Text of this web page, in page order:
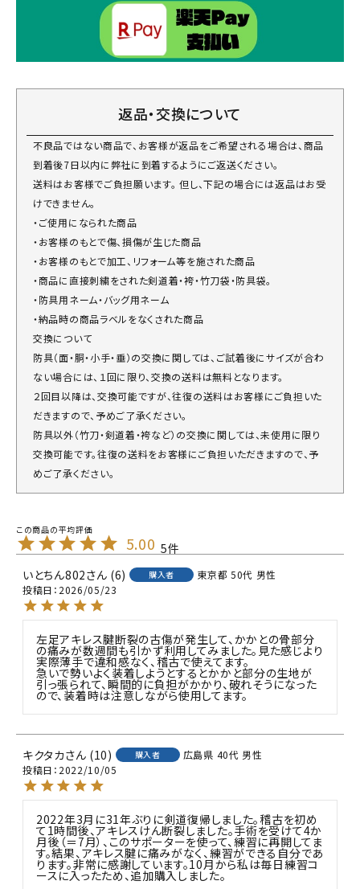
返品・交換について
不良品ではない商品で、お客様が返品をご希望される場合は、商品
到着後7日以内に弊社に到着するようにご返送ください。
送料はお客様でご負担願います。 但し、下記の場合には返品はお受
けできません。
・ご使用になられた商品
・お客様のもとで傷、損傷が生じた商品
・お客様のもとで加工、リフォーム等を施された商品
・商品に直接刺繍をされた剣道着・袴・竹刀袋・防具袋。
・防具用ネーム・バッグ用ネーム
・納品時の商品ラベルをなくされた商品
交換について
防具（面・胴・小手・垂）の交換に関しては、ご試着後にサイズが合わ
ない場合には、１回に限り、交換の送料は無料となります。
２回目以降は、交換可能ですが、往復の送料はお客様にご負担いた
だきますので、予めご了承ください。
防具以外（竹刀・剣道着・袴など）の交換に関しては、未使用に限り
交換可能です。往復の送料をお客様にご負担いただきますので、予
めご了承ください。
5.00 5
いとちん802
6 購入者 東京都 50代 男性
投稿日 2026/05/23
左足アキレス腱断裂の古傷が発生して、かかとの骨部分
の痛みが数週間も引かず利用してみました。見た感じより
実際薄手で違和感なく、稽古で使えてます。
急いで勢いよく装着しようとするとかかと部分の生地が
引っ張られて、瞬間的に負担がかかり、破れそうになった
ので、装着時は注意しながら使用してます。
キクタカ 10 購入者 広島県 40代 男性
投稿日 2022/10/05
2022年3月に31年ぶりに剣道復帰しました。稽古を初め
て1時間後、アキレスけん断裂しました。手術を受けて4か
月後（＝7月）、このサポーターを使って、練習に再開してま
す。結果、アキレス腱に痛みがなく、練習ができる自分であ
ります。非常に感謝しています。10月から私は毎日練習コ
ースに入ったため、追加購入しました。